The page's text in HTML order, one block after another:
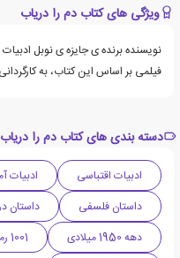
ویژگی های کتاب دم را دریاب
نویسنده برنده ی جایزه ی نوبل ادبیات سال
فیلمی بر اساس این کتاب، به کارگردانی فیلدر کوک
دسته بندی های کتاب دم را دریاب
ادبیات اقتباسی ادبیات
داستان فلسفی
داستان
دهه 1950 میلادی
1001 رمانی که باید قبل از مرگ بخوانید